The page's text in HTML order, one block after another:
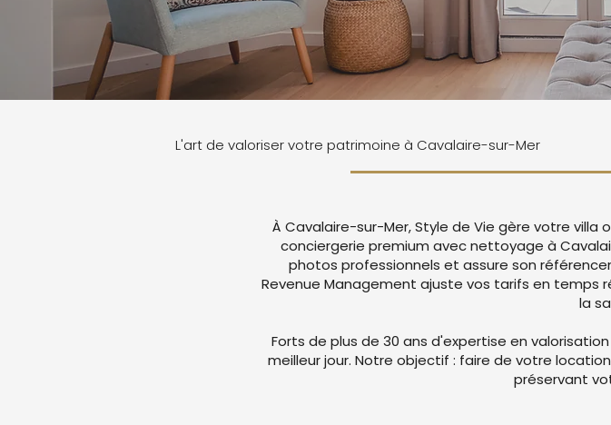
L'art de valoriser votre patrimoine à Cavalaire-sur-Mer
À Cavalaire-sur-Mer, Style de Vie gère votre
conciergerie premium avec nettoyage à
photos professionnels et assure son
Revenue Management ajuste vos tarifs en temps
la
Forts de plus de 30 ans d'expertise en
meilleur jour. Notre objectif : faire de votre
préservant